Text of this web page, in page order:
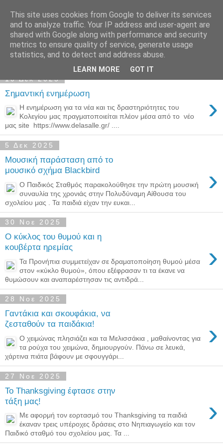
Παιδικός Σταθμός-
Νηπιαγωγείο "ΔΕΛΑΣΑΛ"
10 Δεκ 2025
Σημαντική ενημέρωση ›
Η ενημέρωση για τα νέα και τις δραστηριότητες του
Κολεγίου μας πραγματοποιείται πλέον μέσα από το νέο
μας site https://www.delasalle.gr/ ....
5 Δεκ 2025
Μουσική παράσταση από το
μουσικό σχήμα Blackbird
›
Ο Παιδικός Σταθμός παρακολούθησε την πρώτη μουσική
συναυλία της χρονιάς στην Πολυδύναμη Αίθουσα του
σχολείου μας . Τα παιδιά είχαν την ευκαι...
30 Νοε 2025
Ο κύκλος του θυμού και η
κουβέρτα ηρεμίας
›
Τα Προνήπια συμμετείχαν σε δραματοποίηση θυμού μέσα
στον «κύκλο θυμού», όπου εξέφρασαν τι τα έκανε να
θυμώσουν και αναπαρέστησαν τις αντιδρά...
28 Νοε 2025
Γαντάκια και σκουφάκια, να
ζεσταθούν τα παιδάκια!
›
Ο χειμώνας πλησιάζει και τα Μελισσάκια , μαθαίνοντας για
τα ρούχα του χειμώνα, δημιουργούν. Πάνω σε λευκά,
χάρτινα πιάτα βάφουν με σφουγγάρι...
27 Νοε 2025
Το Thanksgiving έφτασε στην
τάξη μας!
›
Με αφορμή τον εορτασμό του Thanksgiving τα παιδιά
έκαναν τρεις υπέροχες δράσεις στο Νηπιαγωγείο και τον
Παιδικό σταθμό του σχολείου μας. Τα ...
This site uses cookies from Google to deliver its services
and to analyze traffic. Your IP address and user-agent are
shared with Google along with performance and security
metrics to ensure quality of service, generate usage
statistics, and to detect and address abuse.
LEARN MORE GOT IT